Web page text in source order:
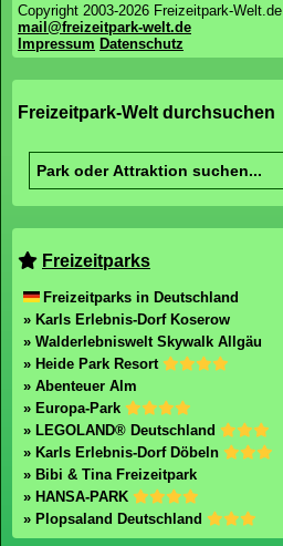
Copyright 2003-2026 Freizeitpark-Welt.de
mail@freizeitpark-welt.de
Impressum Datenschutz
Freizeitpark-Welt durchsuchen
Freizeitparks
Freizeitparks in Deutschland
» Karls Erlebnis-Dorf Koserow
» Walderlebniswelt Skywalk Allgäu
» Heide Park Resort
» Abenteuer Alm
» Europa-Park
» LEGOLAND® Deutschland
» Karls Erlebnis-Dorf Döbeln
» Bibi & Tina Freizeitpark
» HANSA-PARK
» Plopsaland Deutschland